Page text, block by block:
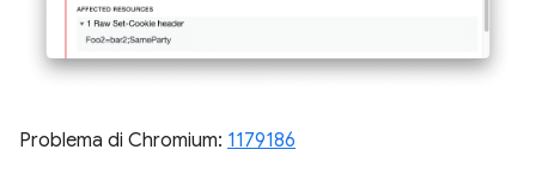
Problema di Chromium: 1179186